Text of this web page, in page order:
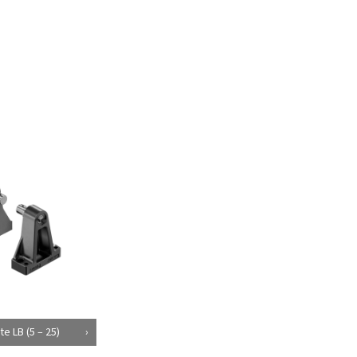
LB (5 – 25)